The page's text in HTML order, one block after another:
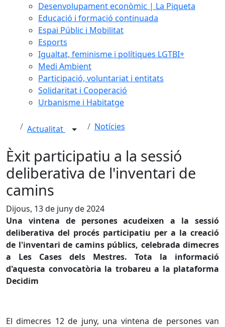
Desenvolupament econòmic | La Piqueta
Educació i formació continuada
Espai Públic i Mobilitat
Esports
Igualtat, feminisme i polítiques LGTBI+
Medi Ambient
Participació, voluntariat i entitats
Solidaritat i Cooperació
Urbanisme i Habitatge
Actualitat Notícies
Èxit participatiu a la sessió
deliberativa de l'inventari de
camins
Dijous, 13 de juny de 2024
Una vintena de persones acudeixen a la sessió
deliberativa del procés participatiu per a la creació
de l'inventari de camins públics, celebrada dimecres
a Les Cases dels Mestres. Tota la informació
d'aquesta convocatòria la trobareu a la plataforma
Decidim
El dimecres 12 de juny, una vintena de persones van